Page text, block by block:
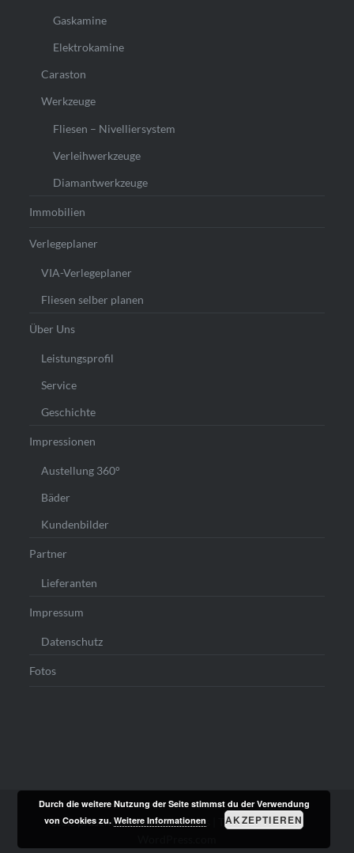
Gaskamine
Elektrokamine
Caraston
Werkzeuge
Fliesen – Nivelliersystem
Verleihwerkzeuge
Diamantwerkzeuge
Immobilien
Verlegeplaner
VIA-Verlegeplaner
Fliesen selber planen
Über Uns
Leistungsprofil
Service
Geschichte
Impressionen
Austellung 360°
Bäder
Kundenbilder
Partner
Lieferanten
Impressum
Datenschutz
Fotos
Stolz präsentiert von WordPress
Theme: Dyad von
Durch die weitere Nutzung der Seite stimmst du der Verwendung
von Cookies zu.Weitere Informationen AKZEPTIEREN